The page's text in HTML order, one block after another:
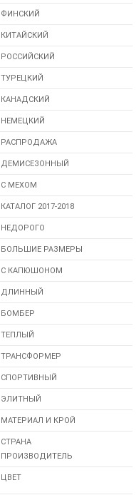
ФИНСКИЙ
КИТАЙСКИЙ
РОССИЙСКИЙ
ТУРЕЦКИЙ
КАНАДСКИЙ
НЕМЕЦКИЙ
РАСПРОДАЖА
ДЕМИСЕЗОННЫЙ
С МЕХОМ
КАТАЛОГ 2017-2018
НЕДОРОГО
БОЛЬШИЕ РАЗМЕРЫ
С КАПЮШОНОМ
ДЛИННЫЙ
БОМБЕР
ТЕПЛЫЙ
ТРАНСФОРМЕР
СПОРТИВНЫЙ
ЭЛИТНЫЙ
МАТЕРИАЛ И КРОЙ
СТРАНА
ПРОИЗВОДИТЕЛЬ
ЦВЕТ